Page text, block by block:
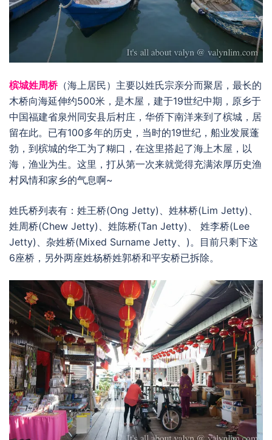
槟城姓周桥（海上居民）主要以姓氏宗亲分而聚居，最长的
木桥向海延伸约500米，是木屋，建于19世纪中期，原乡于
中国福建省泉州同安县后村庄，华侨下南洋来到了槟城，居
留在此。已有100多年的历史，当时的19世纪，船业发展蓬
勃，到槟城的华工为了糊口，在这里搭起了海上木屋，以
海，渔业为生。这里，打从第一次来就觉得充满浓厚历史渔
村风情和家乡的气息啊~
姓氏桥列表有：姓王桥(Ong Jetty)、姓林桥(Lim Jetty)、
姓周桥(Chew Jetty)、姓陈桥(Tan Jetty)、 姓李桥(Lee
Jetty)、杂姓桥(Mixed Surname Jetty、)。目前只剩下这
6座桥，另外两座姓杨桥姓郭桥和平安桥已拆除。